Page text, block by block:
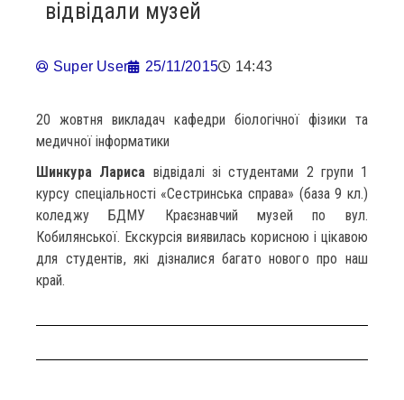
відвідали музей
Super User 25/11/2015 14:43
20 жовтня викладач кафедри біологічної фізики та
медичної інформатики
Шинкура Лариса відвідалі зі студентами 2 групи 1
курсу спеціальності «Сестринська справа» (база 9 кл.)
коледжу БДМУ Краєзнавчий музей по вул.
Кобилянської. Екскурсія виявилась корисною і цікавою
для студентів, які дізналися багато нового про наш
край.